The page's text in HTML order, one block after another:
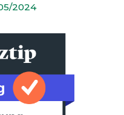
2024